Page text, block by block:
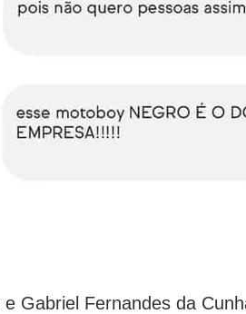
e Gabriel Fernandes da